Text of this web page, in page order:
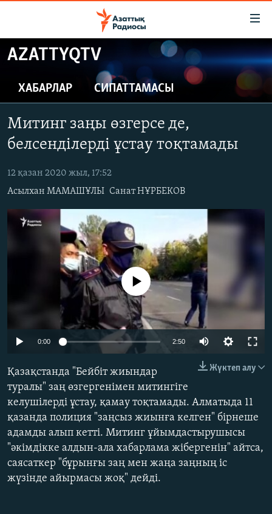
Skip
to
content
to
main
Skip
ЖАҢАЛЫҚТАР
САЯСАТ
ҚАҢТАР ОҚИҒАСЫ
АДАМ ҚҰҚЫҚТАРЫ
ӘЛЕУМЕТ
ӘЛЕМ
АРНАЙЫ ЖОБАЛАР
ЖАЗЫЛЫҢЫЗ
Басқа тілдерде
AZATTYQTV
ХАБАРЛАР СИПАТТАМАСЫ
Митинг заңы өзгерсе де,
белсенділерді ұстау тоқтамады
12 қазан 2020 жыл, 17:52
Асылхан МАМАШҰЛЫ Санат НҰРБЕКОВ
Auto 240p
1080p
No media source currently available
0:00 2:50
480p
1080p
Жүктеп алу
Қазақстанда "Бейбіт жиындар
туралы" заң өзгергенімен митингіге
келушілерді ұстау, қамау тоқтамады. Алматыда 11
қазанда полиция "заңсыз жиынға келген" бірнеше
адамды алып кетті. Митинг ұйымдастырушысы
"әкімдікке алдын-ала хабарлама жібергенін" айтса,
саясаткер "бұрынғы заң мен жаңа заңның іс
жүзінде айырмасы жоқ" дейді.